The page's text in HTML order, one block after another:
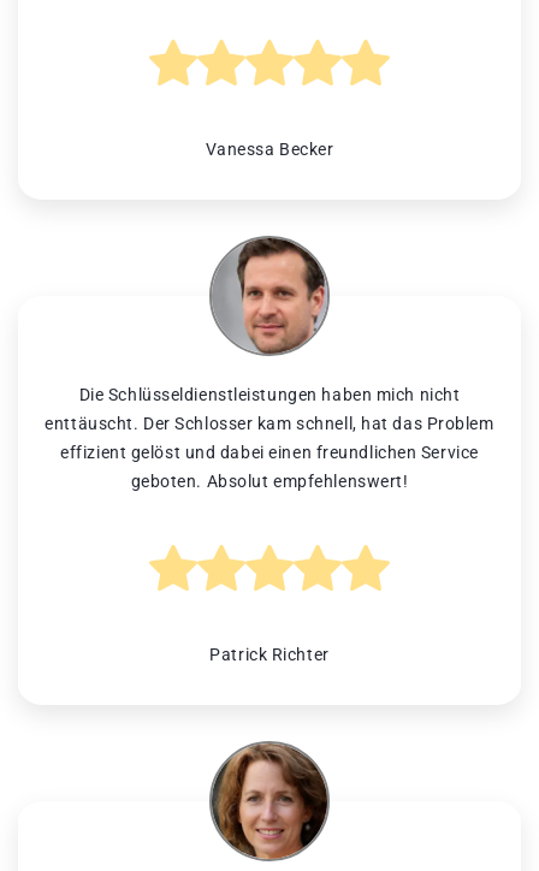
Vanessa Becker
Die Schlüsseldienstleistungen haben mich nicht
enttäuscht. Der Schlosser kam schnell, hat das Problem
effizient gelöst und dabei einen freundlichen Service
geboten. Absolut empfehlenswert!
Patrick Richter